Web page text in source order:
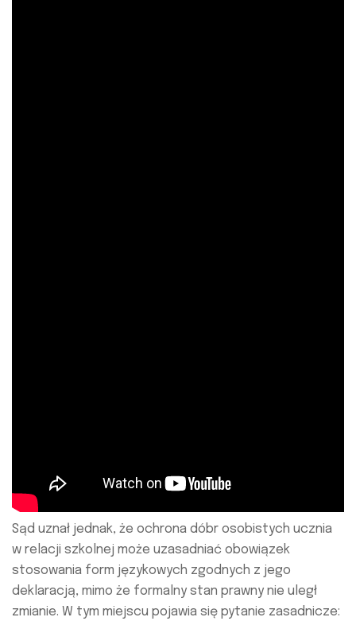
Sąd uznał jednak, że ochrona dóbr osobistych ucznia
w relacji szkolnej może uzasadniać obowiązek
stosowania form językowych zgodnych z jego
deklaracją, mimo że formalny stan prawny nie uległ
zmianie. W tym miejscu pojawia się pytanie zasadnicze: